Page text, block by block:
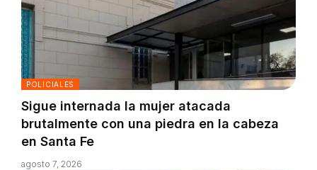
POLICIALES
Sigue internada la mujer atacada
brutalmente con una piedra en la cabeza
en Santa Fe
agosto 7, 2026